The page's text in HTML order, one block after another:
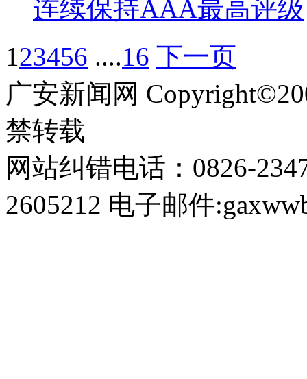
连续保持AAA最高评级
123456 ....16 下一页
广安新闻网
禁转载
网站纠错电话：0826-
2605212 电子邮件